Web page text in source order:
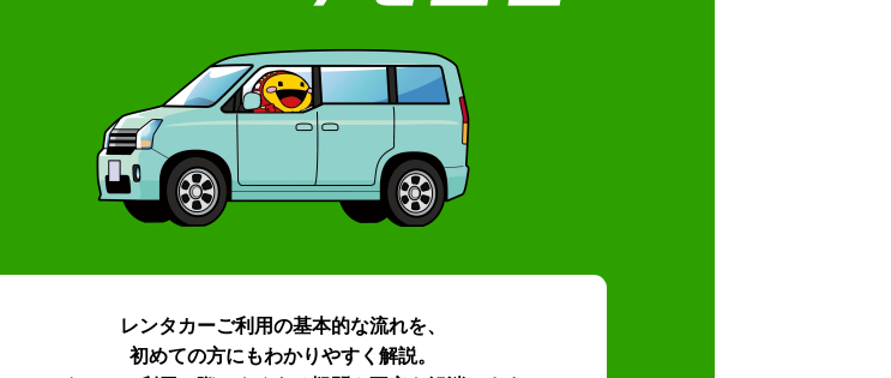
レンタカーご利用の基本的な流れを、
初めての方にもわかりやすく解説。